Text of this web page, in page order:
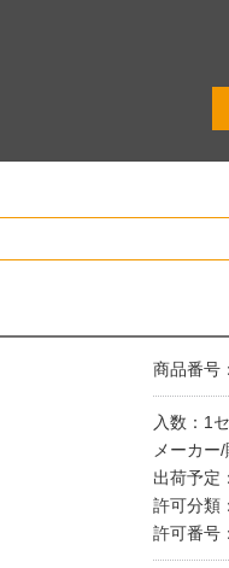
商品番号
入数：1
メーカー
出荷予定
許可分類
許可番号